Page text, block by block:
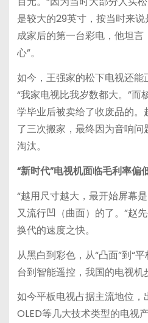
是较大的29英寸，按当时来
成家后的第一台彩电，他坦言
心”。
如今，王强家的松下电视还能
“我家电视比我岁数都大。”而
学毕业后被卖给了收废品的
了三次搬家，最终因为音响
淘汰。
“新时代”电视机面临毛利率偏
“越用尺寸越大，最开始屏幕
又流行凹（曲面）的了。”赵
换代的速度之快。
从黑白到彩色，从“凸面”到“
台到智能遥控，我国的电视机
如今平板电视占据主流地位，
OLED等几大技术类型的电视